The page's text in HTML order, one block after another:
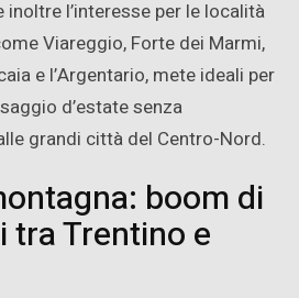
l’interesse per le località
Viareggio, Forte dei Marmi,
e l’Argentario, mete ideali per
d’estate senza
grandi città del Centro-Nord.
boom di
tra Trentino e